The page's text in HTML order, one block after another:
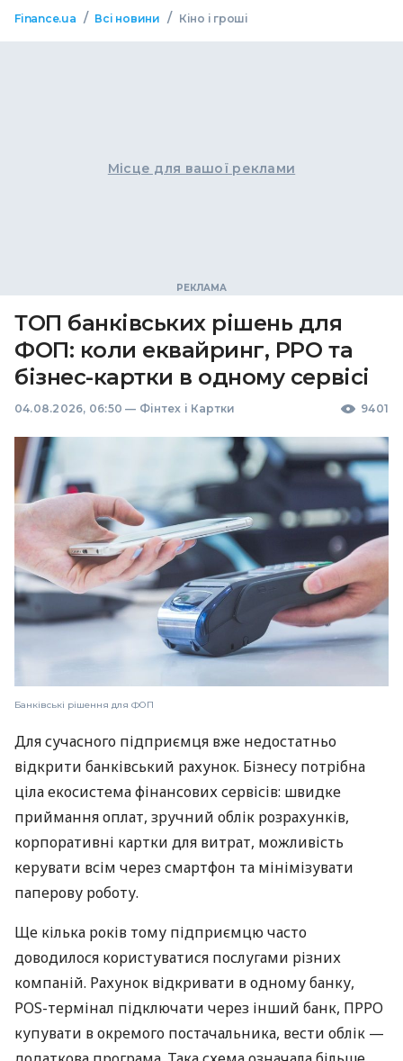
Finance.ua / Всі новини / Кіно і гроші
Місце для вашої реклами
ТОП банківських рішень для
ФОП: коли еквайринг, РРО та
бізнес-картки в одному сервісі
04.08.2026, 06:50 — Фінтех і Картки 9401
Банківські рішення для ФОП
Для сучасного підприємця вже недостатньо
відкрити банківський рахунок. Бізнесу потрібна
ціла екосистема фінансових сервісів: швидке
приймання оплат, зручний облік розрахунків,
корпоративні картки для витрат, можливість
керувати всім через смартфон та мінімізувати
паперову роботу.
Ще кілька років тому підприємцю часто
доводилося користуватися послугами різних
компаній. Рахунок відкривати в одному банку,
POS-термінал підключати через інший банк, ПРРО
купувати в окремого постачальника, вести облік —